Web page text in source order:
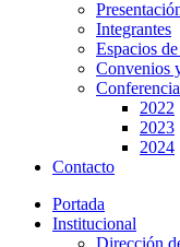
Integrantes
Espacios
Convenios
2022
2023
2024
Contacto
Portada
Institucional
Dirección